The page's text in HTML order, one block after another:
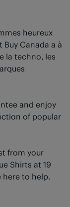
heureux
Canada a à
la techno, les
and enjoy
of popular
from your
Shirts at 19
here to help.